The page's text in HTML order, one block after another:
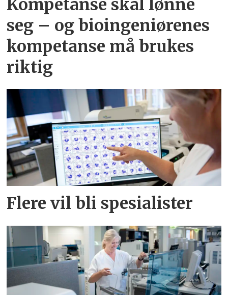
Kompetanse skal lønne
seg – og bioingeniørenes
kompetanse må brukes
riktig
Flere vil bli spesialister